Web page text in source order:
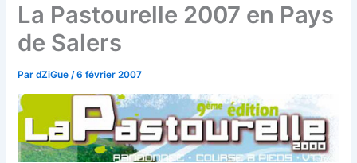
La Pastourelle 2007 en Pays
de Salers
PardZiGue/6 février 2007